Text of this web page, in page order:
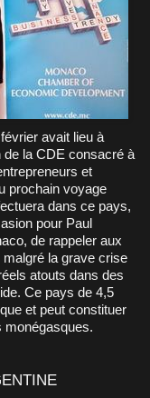
de la CDE consacré à
et
prochain voyage
dans ce pays,
pour Paul
de rappeler aux
la grave crise
atouts dans des
Ce pays de 4,5
et peut constituer
monégasques.